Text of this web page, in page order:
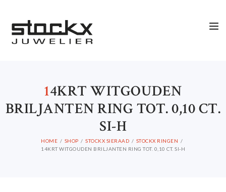
14KRT WITGOUDEN
BRILJANTEN RING TOT. 0,10 CT.
SI-H
HOME SHOP STOCKX SIERAAD
STOCKX RINGEN
14KRT WITGOUDEN BRILJANTEN RING TOT. 0,10 CT. SI-H